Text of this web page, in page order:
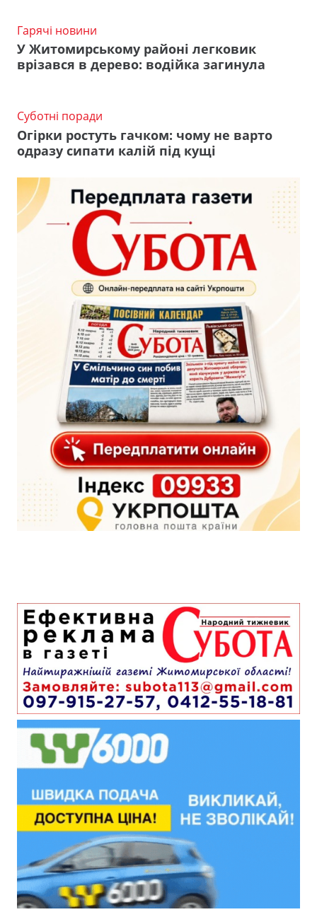
Гарячі новини
У Житомирському районі легковик
врізався в дерево: водійка загинула
Суботні поради
Огірки ростуть гачком: чому не варто
одразу сипати калій під кущі